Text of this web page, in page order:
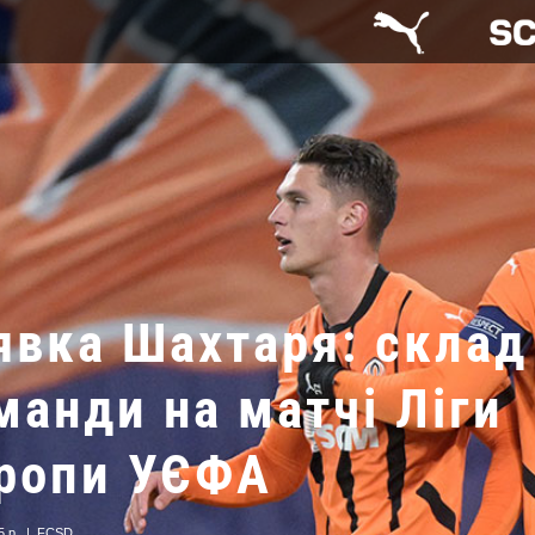
Шахтаря: склад
на матчі Ліги
УЄФА